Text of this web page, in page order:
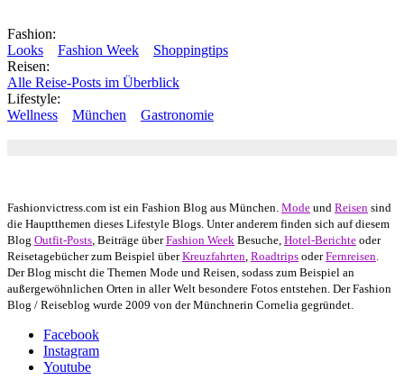
Fashion:
Looks
Fashion Week
Shoppingtips
Reisen:
Alle Reise-Posts im Überblick
Lifestyle:
Wellness
München Gastronomie
Fashionvictress.com ist ein Fashion Blog aus München. Mode und Reisen sind
die Hauptthemen dieses Lifestyle Blogs. Unter anderem finden sich auf diesem
Blog Outfit-Posts, Beiträge überFashion Week Besuche, Hotel-Berichte oder
Reisetagebücher zum Beispiel überKreuzfahrten, Roadtrips oderFernreisen.
Der Blog mischt die Themen Mode und Reisen, sodass zum Beispiel an
außergewöhnlichen Orten in aller Welt besondere Fotos entstehen. Der Fashion
Blog / Reiseblog wurde 2009 von der Münchnerin Cornelia gegründet.
Facebook
Instagram
Youtube